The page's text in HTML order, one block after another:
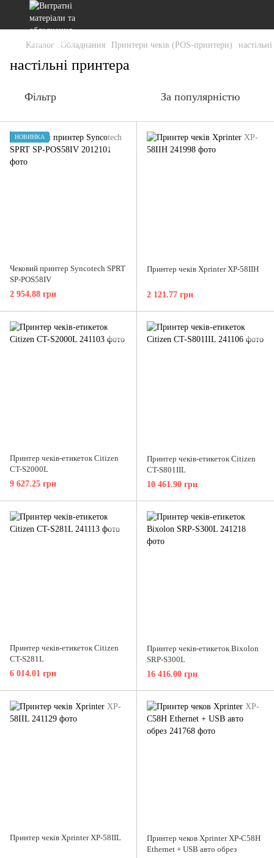
Каталог Обладнання Принтери чеків (POS-принтери)
настільні принтера
Фільтр За популярністю
НОВИНКА
Чековий принтер Syncotech SPRT
SP-POS58IV
2 954.88 грн
Принтер чеків Xprinter XP-58IIH
2 121.77 грн
Принтер чеків-етикеток Citizen
CT-S2000L
9 627.25 грн
Принтер чеків-етикеток Citizen
CT-S801IIL
10 461.90 грн
Принтер чеків-етикеток Citizen
CT-S281L
6 014.01 грн
Принтер чеків-етикеток Bixolon
SRP-S300L
16 416.00 грн
Принтер чеків Xprinter XP-58IIL
Принтер чеков Xprinter XP-C58H
Ethernet + USB авто обрез